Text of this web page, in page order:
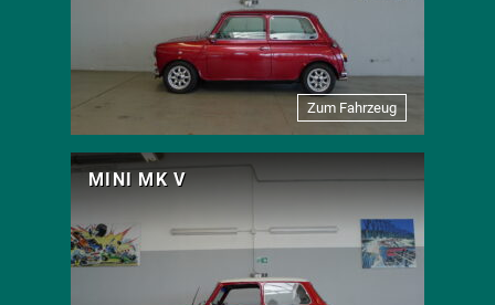
Zum Fahrzeug
MINI MK V